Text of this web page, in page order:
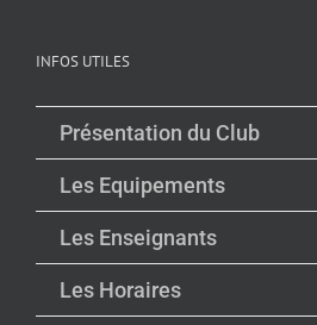
INFOS UTILES
Présentation du Club
Les Equipements
Les Enseignants
Les Horaires